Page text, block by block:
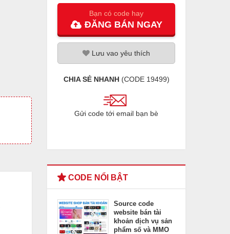
Bạn có code hay
ĐĂNG BÁN NGAY
Lưu vao yêu thích
CHIA SẺ NHANH(CODE 19499)
Gửi code tới email bạn bè
CODE NỔI BẬT
Source code
website bán tài
khoản dịch vụ sản
phẩm số và MMO